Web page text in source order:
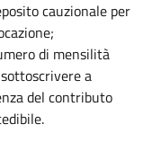
cauzionale per
di mensilità
a
del contributo